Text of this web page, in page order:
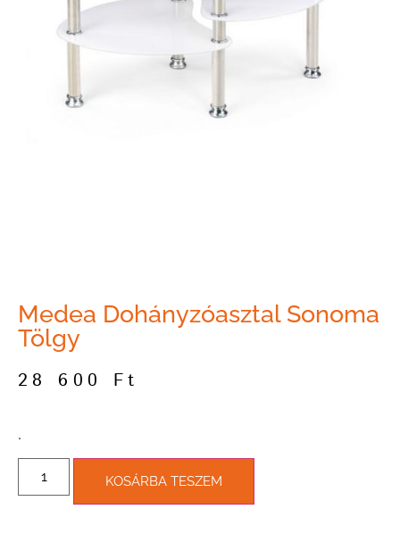
Medea Dohányzóasztal Sonoma
Tölgy
28 600 Ft
­.
KOSÁRBA TESZEM